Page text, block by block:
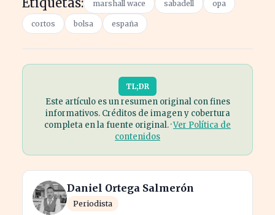
marshall wace sabadell opa
cortos bolsa españa
TL;DR
Este artículo es un resumen original con fines
informativos. Créditos de imagen y cobertura
completa en la fuente original. ·Ver Política de
contenidos
Daniel Ortega Salmerón
Periodista